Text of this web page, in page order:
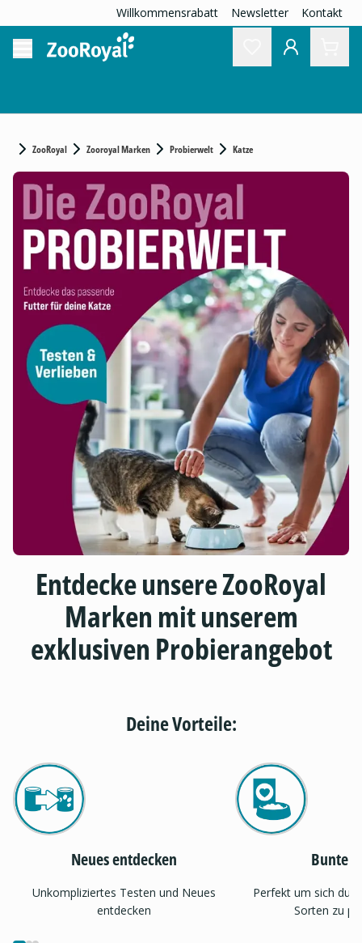
Willkommensrabatt Newsletter Kontakt
ZooRoyal Zooroyal Marken Probierwelt Katze
Entdecke unsere ZooRoyal
Marken mit unserem
exklusiven Probierangebot
Deine Vorteile:
Neues entdecken
Unkompliziertes Testen und Neues
entdecken
Bunter
Perfekt um sich
Sorten zu